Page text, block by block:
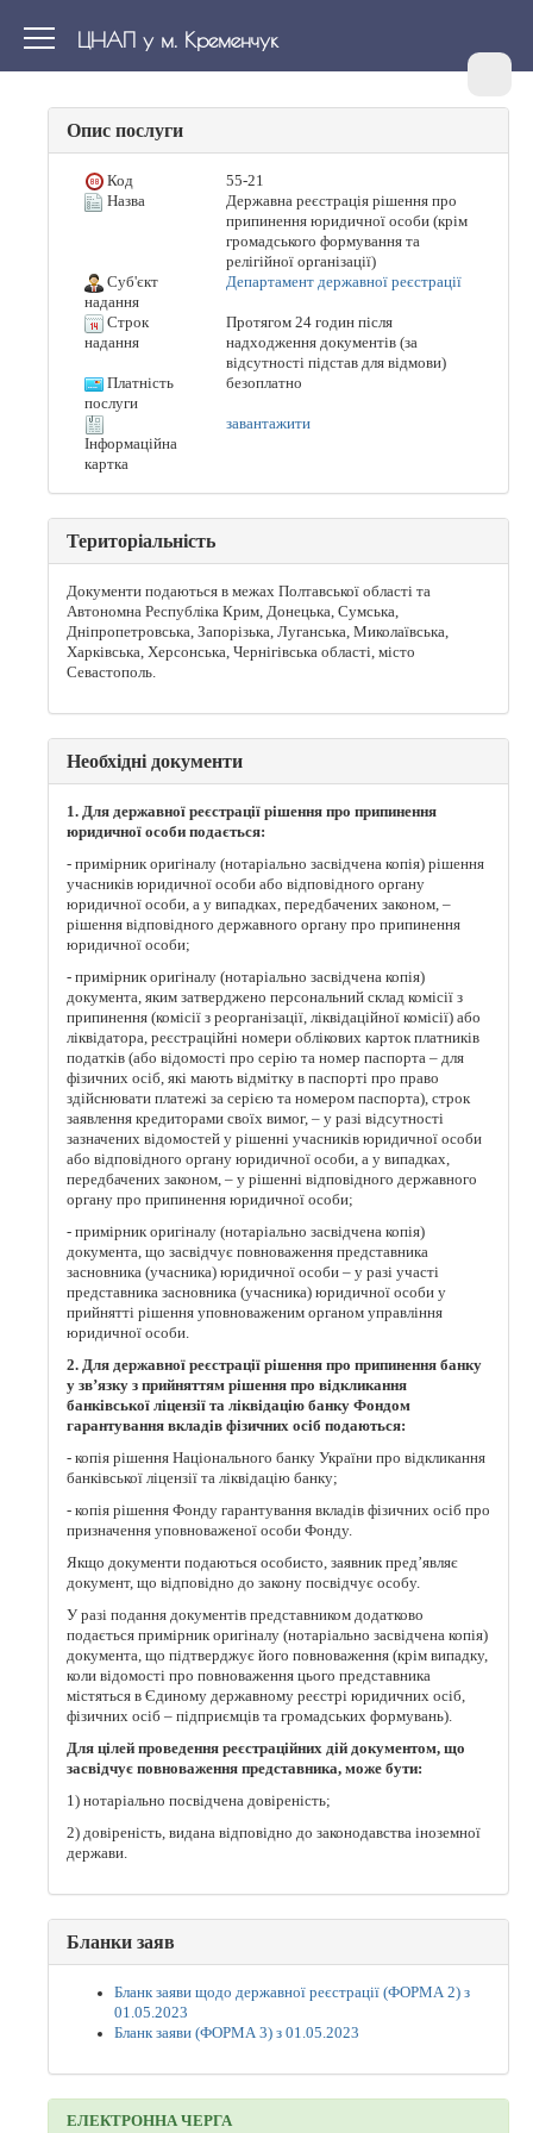
ЦНАП у м. Кременчук
Опис послуги
Код
55-21
Назва
Державна реєстрація рішення про
припинення юридичної особи (крім
громадського формування та
релігійної організації)
Суб'єкт
надання
Департамент державної реєстрації
Строк
надання
Протягом 24 годин після
надходження документів (за
відсутності підстав для відмови)
Платність
послуги
безоплатно
Інформаційна
картка
завантажити
Територіальність
Документи подаються в межах Полтавської області та
Автономна Республіка Крим, Донецька, Сумська,
Дніпропетровська, Запорізька, Луганська, Миколаївська,
Харківська, Херсонська, Чернігівська області, місто
Севастополь.
Необхідні документи
1. Для державної реєстрації рішення про припинення
юридичної особи подається:
- примірник оригіналу (нотаріально засвідчена копія) рішення
учасників юридичної особи або відповідного органу
юридичної особи, а у випадках, передбачених законом, –
рішення відповідного державного органу про припинення
юридичної особи;
- примірник оригіналу (нотаріально засвідчена копія)
документа, яким затверджено персональний склад комісії з
припинення (комісії з реорганізації, ліквідаційної комісії) або
ліквідатора, реєстраційні номери облікових карток платників
податків (або відомості про серію та номер паспорта – для
фізичних осіб, які мають відмітку в паспорті про право
здійснювати платежі за серією та номером паспорта), строк
заявлення кредиторами своїх вимог, – у разі відсутності
зазначених відомостей у рішенні учасників юридичної особи
або відповідного органу юридичної особи, а у випадках,
передбачених законом, – у рішенні відповідного державного
органу про припинення юридичної особи;
- примірник оригіналу (нотаріально засвідчена копія)
документа, що засвідчує повноваження представника
засновника (учасника) юридичної особи – у разі участі
представника засновника (учасника) юридичної особи у
прийнятті рішення уповноваженим органом управління
юридичної особи.
2. Для державної реєстрації рішення про припинення банку
у зв’язку з прийняттям рішення про відкликання
банківської ліцензії та ліквідацію банку Фондом
гарантування вкладів фізичних осіб подаються:
- копія рішення Національного банку України про відкликання
банківської ліцензії та ліквідацію банку;
- копія рішення Фонду гарантування вкладів фізичних осіб про
призначення уповноваженої особи Фонду.
Якщо документи подаються особисто, заявник пред’являє
документ, що відповідно до закону посвідчує особу.
У разі подання документів представником додатково
подається примірник оригіналу (нотаріально засвідчена копія)
документа, що підтверджує його повноваження (крім випадку,
коли відомості про повноваження цього представника
містяться в Єдиному державному реєстрі юридичних осіб,
фізичних осіб – підприємців та громадських формувань).
Для цілей проведення реєстраційних дій документом, що
засвідчує повноваження представника, може бути:
1) нотаріально посвідчена довіреність;
2) довіреність, видана відповідно до законодавства іноземної
держави.
Бланки заяв
Бланк заяви щодо державної реєстрації (ФОРМА 2) з
01.05.2023
Бланк заяви (ФОРМА 3) з 01.05.2023
ЕЛЕКТРОННА ЧЕРГА